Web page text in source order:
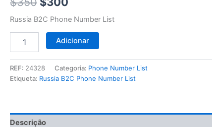
Russia B2C Phone Number List
Adicionar
REF: 24328 Categoria: Phone Number List
Etiqueta: Russia B2C Phone Number List
Descrição